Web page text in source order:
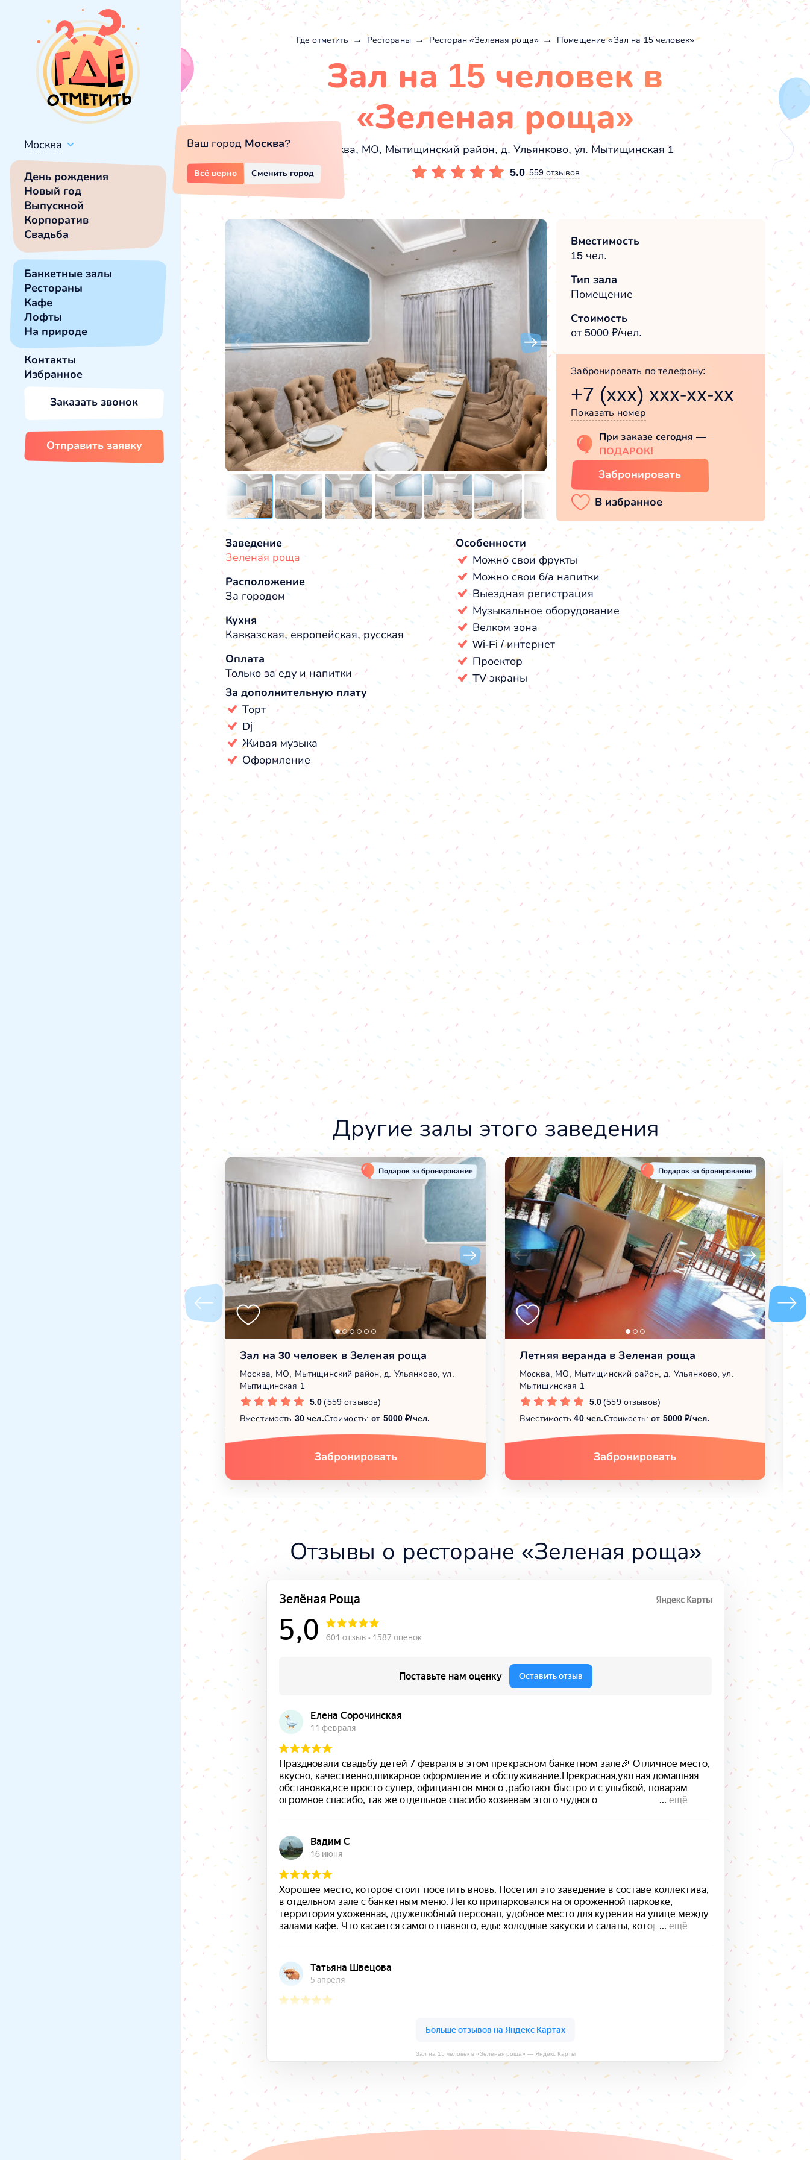
Москва
День рождения
Новый год
Выпускной
Корпоратив
Свадьба
Банкетные залы
Рестораны
Кафе
Лофты
На природе
Контакты
Избранное
Заказать звонок
Отправить заявку
Где отметить Рестораны Ресторан «Зеленая роща» Помещение «Зал на 15 человек»
Зал на 15 человек в
«Зеленая роща»
Москва, МО, Мытищинский район, д. Ульянково, ул. Мытищинская 1
5.0 559 отзывов
Вместимость
15 чел.
Тип зала
Помещение
Стоимость
от 5000 ₽/чел.
Забронировать по телефону:
+7 (xxx) xxx-xx-xx
Показать номер
При заказе сегодня —
ПОДАРОК!
Забронировать
Заведение
Зеленая роща
Расположение
За городом
Кухня
Кавказская, европейская, русская
Оплата
Только за еду и напитки
Особенности
Можно свои фрукты
Можно свои б/а напитки
Выездная регистрация
Музыкальное оборудование
Велком зона
Wi-Fi / интернет
Проектор
TV экраны
За дополнительную плату
Торт
Dj
Живая музыка
Оформление
Другие залы этого заведения
Подарок за бронирование
Зал на 30 человек в Зеленая роща
Москва, МО, Мытищинский район, д. Ульянково, ул.
Мытищинская 1
5.0 (559 отзывов)
Вместимость 30 чел.Стоимость:от 5000 ₽/чел.
Забронировать
Подарок за бронирование
Летняя веранда в Зеленая роща
Москва, МО, Мытищинский район, д. Ульянково, ул.
Мытищинская 1
5.0 (559 отзывов)
Вместимость40 чел.Стоимость:от 5000 ₽/чел.
Забронировать
Отзывы о ресторане «Зеленая роща»
Зал на 15 человек в «Зеленая роща» — Яндекс Карты
Ваш город Москва?
Всё верно Сменить город